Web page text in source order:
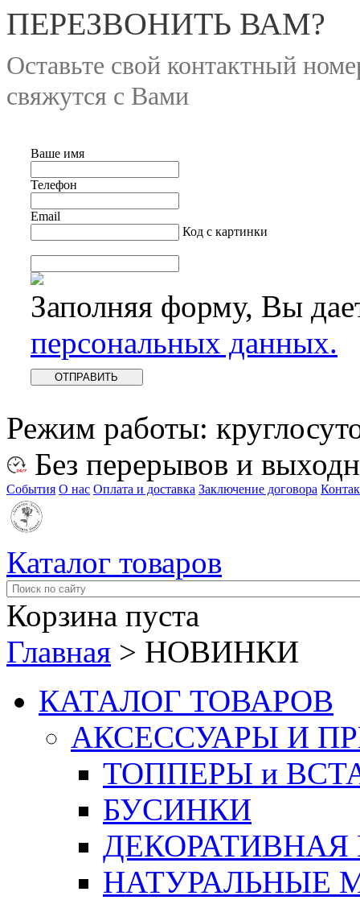
ПЕРЕЗВОНИТЬ ВАМ?
Оставьте свой контактный
свяжутся с Вами
Ваше имя
Телефон
Email
Код с картинки
Заполняя форму, Вы
персональных данных.
Режим работы:
Без перерывов и
События О нас Оплата и доставка Заключение договора
Каталог товаров
Корзина пуста
Главная > НОВИНКИ
КАТАЛОГ ТОВАРОВ
АКСЕССУАРЫ И
ТОППЕРЫ и
БУСИНКИ
ДЕКОРАТИВНАЯ
НАТУРАЛЬНЫЕ